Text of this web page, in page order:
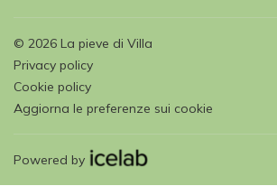
© 2026 La pieve di Villa
Privacy policy
Cookie policy
Aggiorna le preferenze sui cookie
Powered by